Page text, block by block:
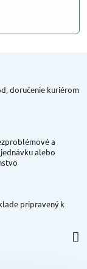
doručenie kuriérom
a
alebo
pripravený k